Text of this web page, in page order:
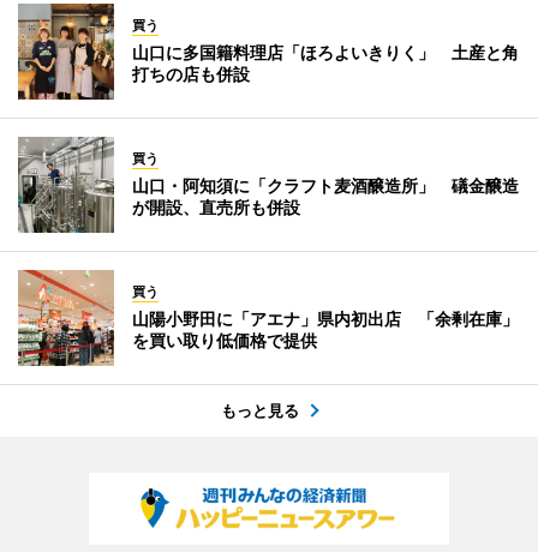
買う
山口に多国籍料理店「ほろよいきりく」 土産と角
打ちの店も併設
買う
山口・阿知須に「クラフト麦酒醸造所」 礒金醸造
が開設、直売所も併設
買う
山陽小野田に「アエナ」県内初出店 「余剰在庫」
を買い取り低価格で提供
もっと見る